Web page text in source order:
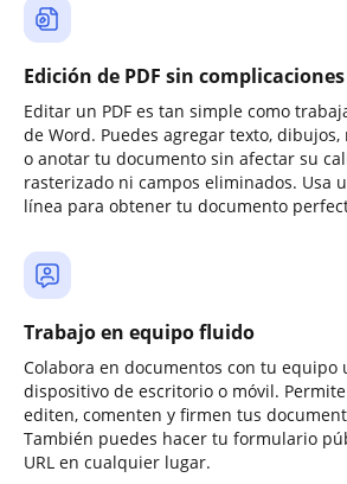
Edición de PDF sin complicaciones
Editar un PDF es tan simple como
de Word. Puedes agregar texto,
o anotar tu documento sin afectar su
rasterizado ni campos eliminados. Usa
línea para obtener tu documento
Trabajo en equipo fluido
Colabora en documentos con tu equipo
dispositivo de escritorio o móvil.
editen, comenten y firmen tus
También puedes hacer tu formulario
URL en cualquier lugar.